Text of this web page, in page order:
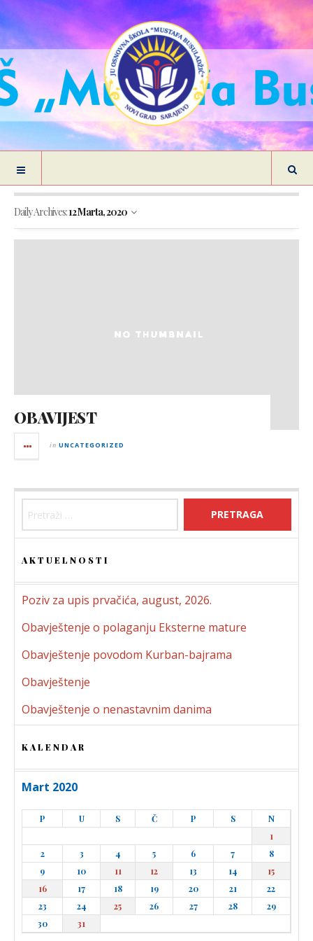
Daily Archives:12 Marta, 2020
OBAVIJEST
in UNCATEGORIZED
AKTUELNOSTI
Poziv za upis prvačića, august, 2026.
Obavještenje o polaganju Eksterne mature
Obavještenje povodom Kurban-bajrama
Obavještenje
Obavještenje o nenastavnim danima
KALENDAR
Mart 2020
P U S Č P S
N
1
2
3 4 5 6 7
8
9
10 11 12 13 14
15
16
17 18 19 20 21
22
23
24 25 26 27 28
29
30
31